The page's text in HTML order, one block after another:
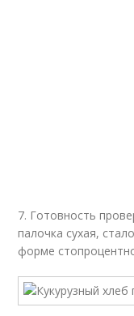
7. Готовность
палочка сухая,
форме